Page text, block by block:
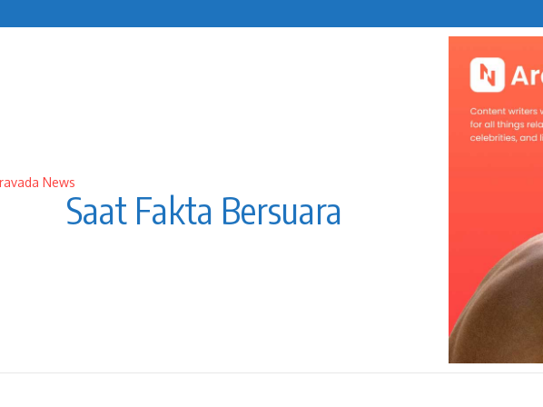
Saat Fakta Bersuara